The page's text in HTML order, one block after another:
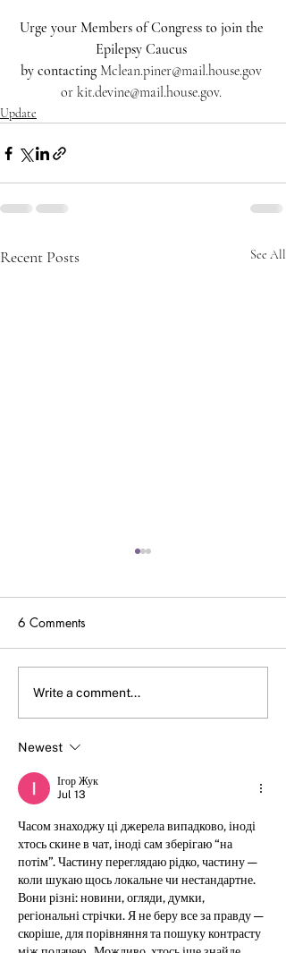
Urge your Members of Congress to join the
Epilepsy Caucus
by contacting Mclean.piner@mail.house.gov
or kit.devine@mail.house.gov.
Update
Recent Posts See All
A WIN FOR THE
EPILEPSIES - SENATE HELP
MARKING UP NATIONAL
TOMORROW!
6 Comments
Write a comment...
Newest
Ігор Жук
Jul 13
Часом знаходжу ці джерела випадково, іноді
хтось скине в чат, іноді сам зберігаю “на
потім”. Частину переглядаю рідко, частину —
коли шукаю щось локальне чи нестандартне.
Вони різні: новини, огляди, думки,
регіональні стрічки. Я не беру все за правду —
скоріше, для порівняння та пошуку контрасту